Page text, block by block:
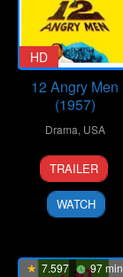
HD
12 Angry Men
(1957)
Drama, USA
10
Apr
1957
Don
Kranze
TRAILER
WATCH
7.597 97 min